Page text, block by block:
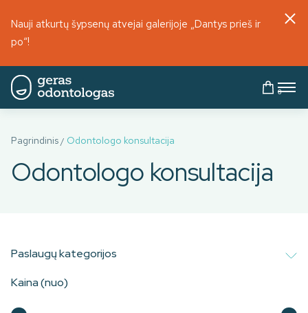
Nauji atkurtų šypsenų atvejai galerijoje „Dantys prieš ir
po“!
0
Pagrindinis / Odontologo konsultacija
Odontologo konsultacija
Paslaugų kategorijos
Kaina (nuo)